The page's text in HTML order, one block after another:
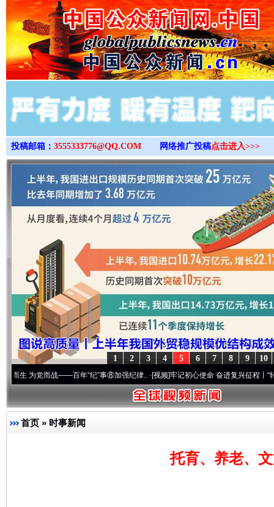
>
投稿邮箱： 3555333776@QQ.COM 网络推广投稿点击进入>>>
10
9
8
7
6
5
4
3
2
1
而战——百年“纪”事⑧加强纪律..·[视频]牢记初心使命 奋进复兴征程丨“转折之城”激
首页 » 时事新闻
托育、养老、